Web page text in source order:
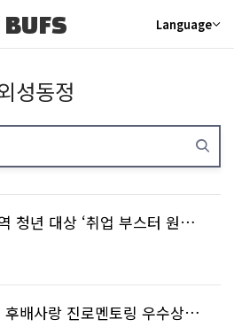
BUFS Language
성동정
청년 대상 ‘취업 부스터 원…
후배사랑 진로멘토링 우수상…